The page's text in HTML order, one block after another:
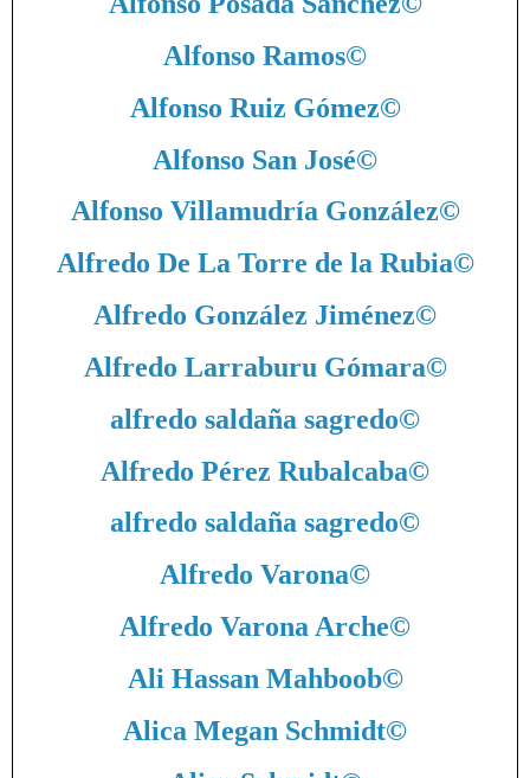
Alfonso Ramos©
Alfonso Ruiz Gómez©
Alfonso San José©
Alfonso Villamudría González©
Alfredo De La Torre de la Rubia©
Alfredo González Jiménez©
Alfredo Larraburu Gómara©
alfredo saldaña sagredo©
Alfredo Pérez Rubalcaba©
alfredo saldaña sagredo©
Alfredo Varona©
Alfredo Varona Arche©
Ali Hassan Mahboob©
Alica Megan Schmidt©